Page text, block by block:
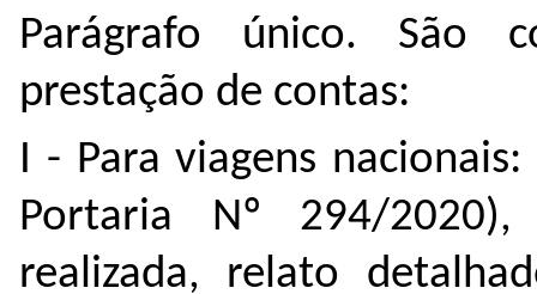
Parágrafo único. São
prestação de contas:
I - Para viagens
Portaria Nº 294/
realizada, relato